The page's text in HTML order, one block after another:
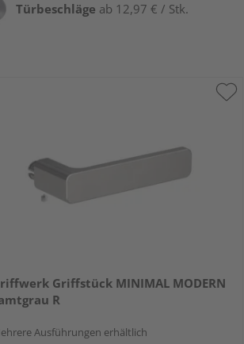
Türbeschläge ab 12,97 € / Stk.
Griffstück MINIMAL MODERN
R
Ausführungen erhältlich